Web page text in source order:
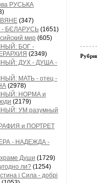
РУСЬКА
(347)
- БЄЛАРУСЬ (1651)
мир (605)
БОГ -
(2349)
ДУХ - ДУША -
МАТЬ - отец -
(2978)
НОРМА и
(2179)
УМ разумный
и ПОРТРЕТ
- НАДЕЖДА -
Души (1729)
ли? (1254)
і Сила - добрі